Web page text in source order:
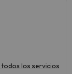
todos los servicios